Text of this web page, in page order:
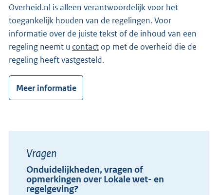
Overheid.nl is alleen verantwoordelijk voor het
toegankelijk houden van de regelingen. Voor
informatie over de juiste tekst of de inhoud van een
regeling neemt u contact op met de overheid die de
regeling heeft vastgesteld.
Meer informatie
Vragen
Onduidelijkheden, vragen of
opmerkingen over Lokale wet- en
regelgeving?